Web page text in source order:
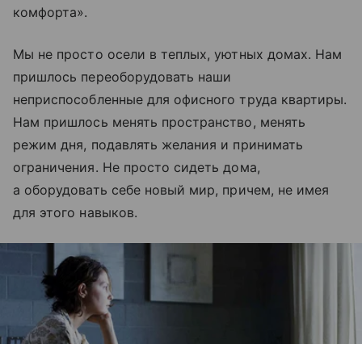
комфорта».
Мы не просто осели в теплых, уютных домах. Нам
пришлось переоборудовать наши
неприспособленные для офисного труда квартиры.
Нам пришлось менять пространство, менять
режим дня, подавлять желания и принимать
ограничения. Не просто сидеть дома,
а оборудовать себе новый мир, причем, не имея
для этого навыков.